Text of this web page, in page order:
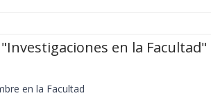
en la Facultad"
en la Facultad